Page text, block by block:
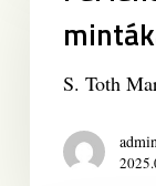
ismerni
családi
mintákat?
S. Toth